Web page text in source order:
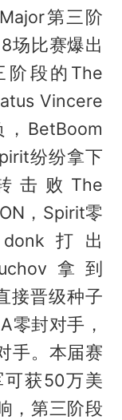
第三阶
场比赛爆出
阶段的The
Vincere
BetBoom
纷纷拿下
击败The
，Spirit零
打出
拿到
接晋级种子
零封对手，
手。本届赛
获50万美
，第三阶段